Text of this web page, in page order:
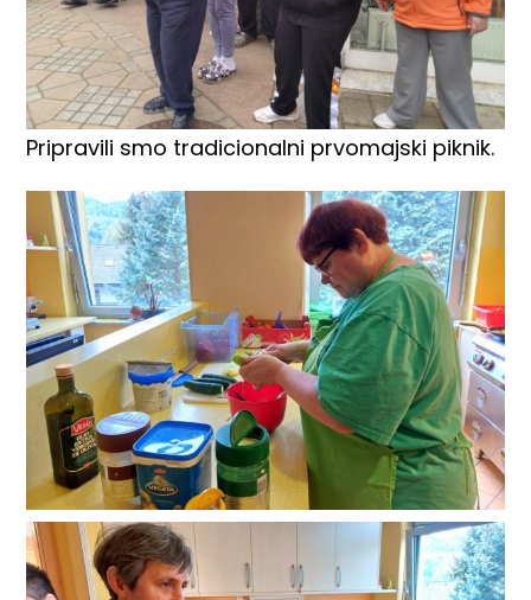
Pripravili smo tradicionalni prvomajski piknik.